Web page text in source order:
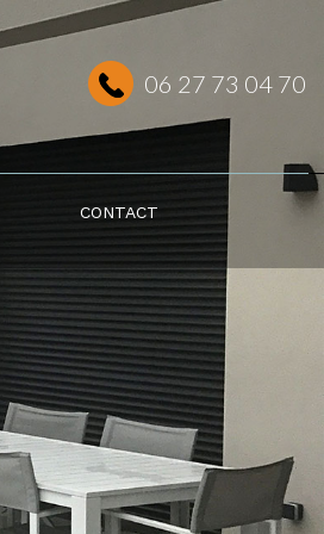
06 27 73 04 70
CONTACT